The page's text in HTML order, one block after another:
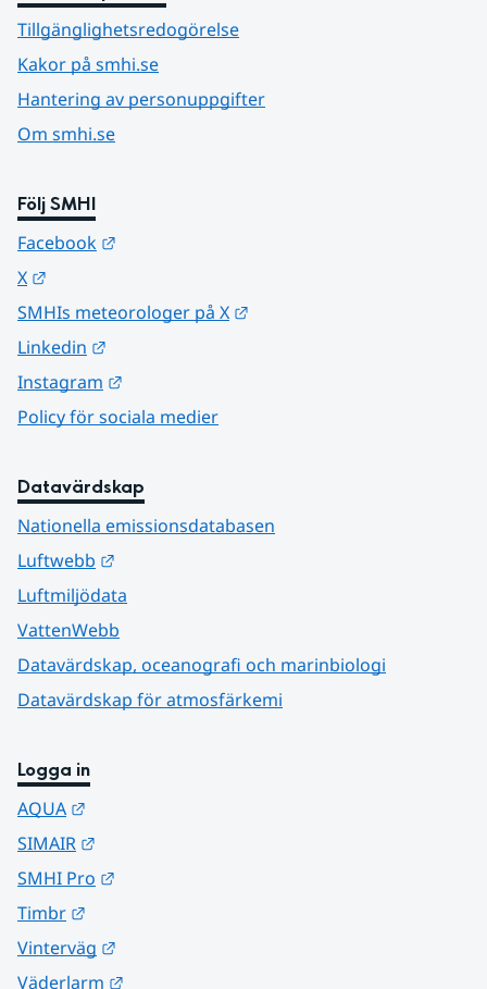
Tillgänglighetsredogörelse
Kakor på smhi.se
Hantering av personuppgifter
Om smhi.se
Följ SMHI
Facebook
X
SMHIs meteorologer på X
Linkedin
Instagram
Policy för sociala medier
Datavärdskap
Nationella emissionsdatabasen
Luftwebb
Luftmiljödata
VattenWebb
Datavärdskap, oceanografi och marinbiologi
Datavärdskap för atmosfärkemi
Logga in
AQUA
SIMAIR
SMHI Pro
Timbr
Vinterväg
Väderlarm